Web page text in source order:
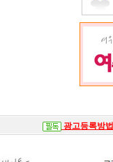
광고등록방법